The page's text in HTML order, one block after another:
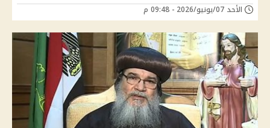
الأحد 07/يونيو/2026 - 09:48 م